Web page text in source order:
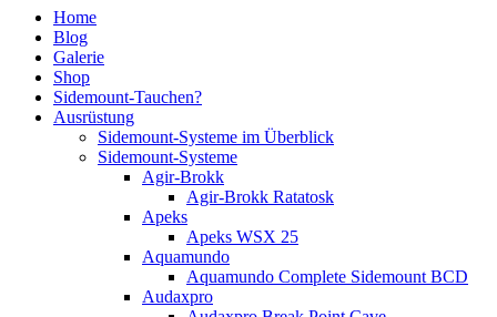
Home
Blog
Galerie
Shop
Sidemount-Tauchen?
Ausrüstung
Sidemount-Systeme im Überblick
Sidemount-Systeme
Agir-Brokk
Agir-Brokk Ratatosk
Apeks
Apeks WSX 25
Aquamundo
Aquamundo Complete Sidemount BCD
Audaxpro